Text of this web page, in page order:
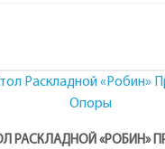
РАСКЛАДНОЙ «РОБИН»